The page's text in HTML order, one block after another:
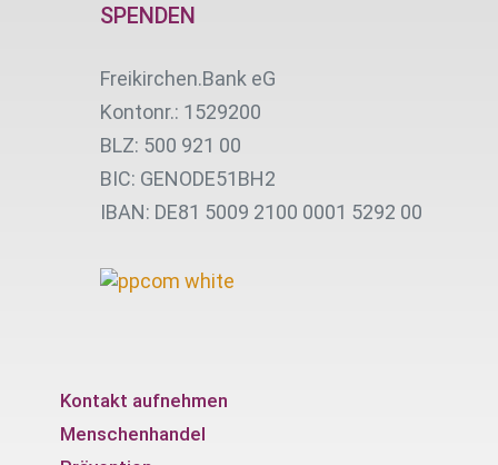
SPENDEN
Freikirchen.Bank eG
Kontonr.: 1529200
BLZ: 500 921 00
BIC: GENODE51BH2
IBAN: DE81 5009 2100 0001 5292 00
Kontakt aufnehmen
Menschenhandel